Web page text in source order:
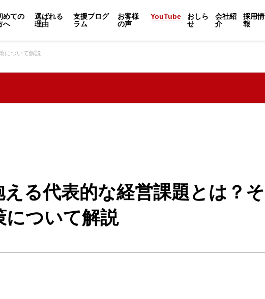
めての
へ
選ばれる
理由
支援プログ
ラム
お客様
の声
YouTube おしら
せ
会社紹
介
採用情
報
について解説
る代表的な経営課題とは？そ
について解説